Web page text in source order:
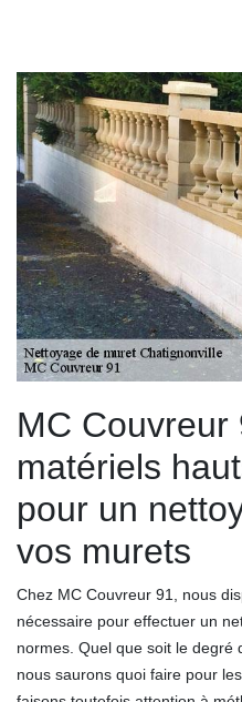
MC Couvreur
matériels
pour un
vos murets
Chez MC Couvreur 91, nous
nécessaire pour effectuer un
normes. Quel que soit le degré
nous saurons quoi faire pour